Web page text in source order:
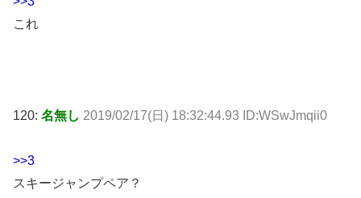
これ
120: 名無し 2019/02/17(日) 18:32:44.93 ID:WSwJmqii0
>>3
スキージャンプペア？